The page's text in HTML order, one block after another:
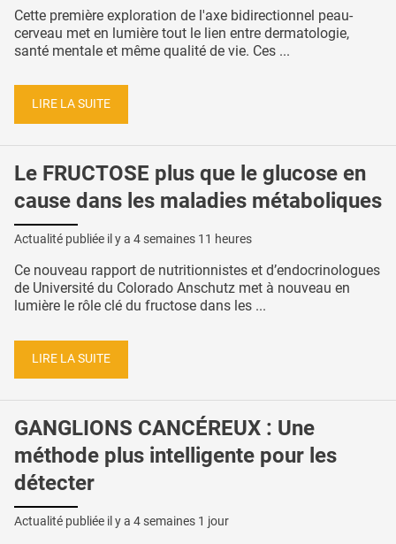
Cette première exploration de l'axe bidirectionnel peau-
cerveau met en lumière tout le lien entre dermatologie,
santé mentale et même qualité de vie. Ces ...
LIRE LA SUITE
Le FRUCTOSE plus que le glucose en
cause dans les maladies métaboliques
Actualité publiée il y a 4 semaines 11 heures
Ce nouveau rapport de nutritionnistes et d’endocrinologues
de Université du Colorado Anschutz met à nouveau en
lumière le rôle clé du fructose dans les ...
LIRE LA SUITE
GANGLIONS CANCÉREUX : Une
méthode plus intelligente pour les
détecter
Actualité publiée il y a 4 semaines 1 jour